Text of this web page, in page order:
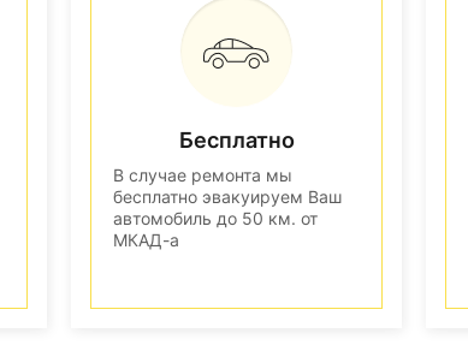
Бесплатно
В случае ремонта мы
бесплатно эвакуируем Ваш
автомобиль до 50 км. от
МКАД-а